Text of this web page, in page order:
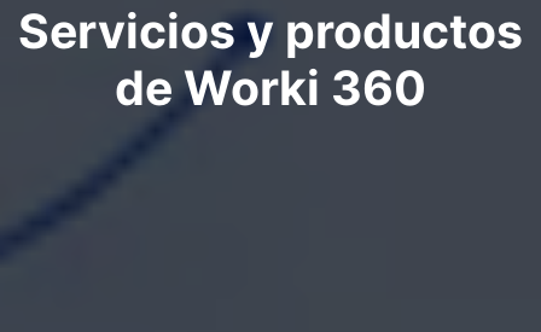
Servicios y productos
de Worki 360